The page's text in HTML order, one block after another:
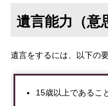
遺言能力（意
遺言をするには、以下の
15歳以上であるこ